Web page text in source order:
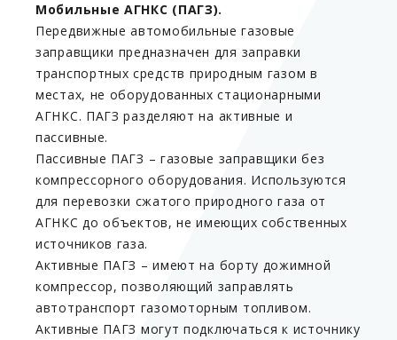
Мобильные АГНКС (ПАГЗ).
Передвижные автомобильные газовые
заправщики предназначен для заправки
транспортных средств природным газом в
местах, не оборудованных стационарными
АГНКС. ПАГЗ разделяют на активные и
пассивные.
Пассивные ПАГЗ – газовые заправщики без
компрессорного оборудования. Используются
для перевозки сжатого природного газа от
АГНКС до объектов, не имеющих собственных
источников газа.
Активные ПАГЗ – имеют на борту дожимной
компрессор, позволяющий заправлять
автотранспорт газомоторным топливом.
Активные ПАГЗ могут подключаться к источнику